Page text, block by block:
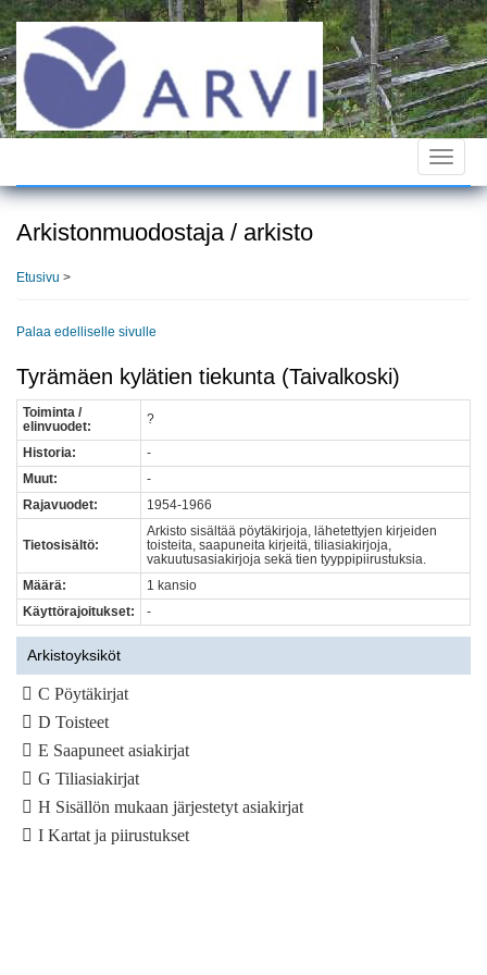
Hyppää
pääsisältöön
Toggle
Arkistonmuodostaja / arkisto
Etusivu >
Palaa edelliselle sivulle
Tyrämäen kylätien tiekunta (Taivalkoski)
Toiminta /
elinvuodet:
?
Historia:
-
Muut:
-
Rajavuodet:
1954-1966
Tietosisältö:
Arkisto sisältää pöytäkirjoja, lähetettyjen kirjeiden
toisteita, saapuneita kirjeitä, tiliasiakirjoja,
vakuutusasiakirjoja sekä tien tyyppipiirustuksia.
Määrä:
1 kansio
Käyttörajoitukset:
-
Arkistoyksiköt
C Pöytäkirjat
D Toisteet
E Saapuneet asiakirjat
G Tiliasiakirjat
H Sisällön mukaan järjestetyt asiakirjat
I Kartat ja piirustukset